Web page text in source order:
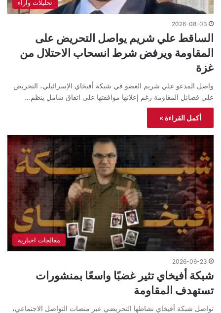
تحليلات واراء
2026-08-03
الساقط علي شريم يواصل التحريض على
المقاومة ويرفض شرط انسحاب الاحتلال من
غزة
واصل المدعو علي شريم العضو في شبكة أفيخاي الإسرائيلي، التحريض
على فصائل المقاومة رغم إعلانها موافقتها على اتفاق شامل ينظم…
أكمل القراءة »
معالجات اخبارية
2026-06-23
شبكة أفيخاي تثير غضبًا واسعًا بمنشورات
تستهدف المقاومة
تواصل شبكة أفيخاي نشاطها التحريضي عبر منصات التواصل الاجتماعي،